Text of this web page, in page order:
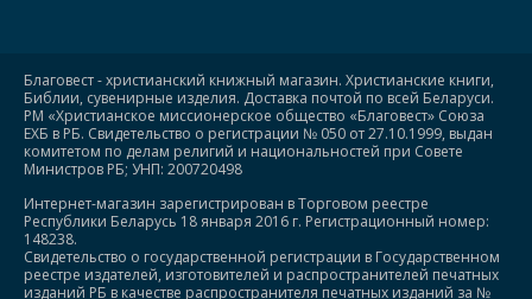
Благовест - христианский книжный магазин. Христианские книги,
Библии, сувенирные изделия. Доставка почтой по всей Беларуси.
РМ «Христианское миссионерское общество «Благовест» Союза
ЕХБ в РБ. Свидетельство о регистрации № 050 от 27.10.1999, выдан
комитетом по делам религий и национальностей при Совете
Министров РБ; УНП: 200720498
Интернет-магазин зарегистрирован в Торговом реестре
Республики Беларусь 18 января 2016 г. Регистрационный номер:
148238.
Свидетельство о государственной регистрации в Государственном
реестре издателей, изготовителей и распространителей печатных
изданий РБ в качестве распространителя печатных изданий за №